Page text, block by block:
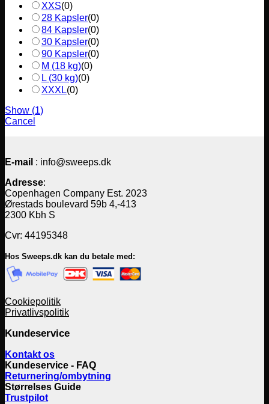
XXS(0)
28 Kapsler(0)
84 Kapsler(0)
30 Kapsler(0)
90 Kapsler(0)
M (18 kg)(0)
L (30 kg)(0)
XXXL(0)
Show (1)
Cancel
E-mail : info@sweeps.dk
Adresse:
Copenhagen Company Est. 2023
Ørestads boulevard 59b 4,-413
2300 Kbh S
Cvr: 44195348
Hos Sweeps.dk kan du betale med:
Cookiepolitik
Privatlivspolitik
Kundeservice
Kontakt os
Kundeservice - FAQ
Returnering/ombytning
Størrelses Guide
Trustpilot